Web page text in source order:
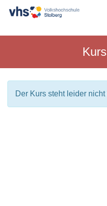
Der Kurs steht leider